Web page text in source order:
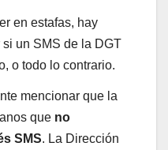
en estafas, hay
un SMS de la DGT
o todo lo contrario.
mencionar que la
que no
SMS. La Dirección